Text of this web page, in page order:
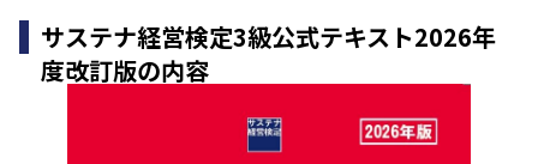
サステナ経営検定3級公式テキスト2026年
度改訂版の内容